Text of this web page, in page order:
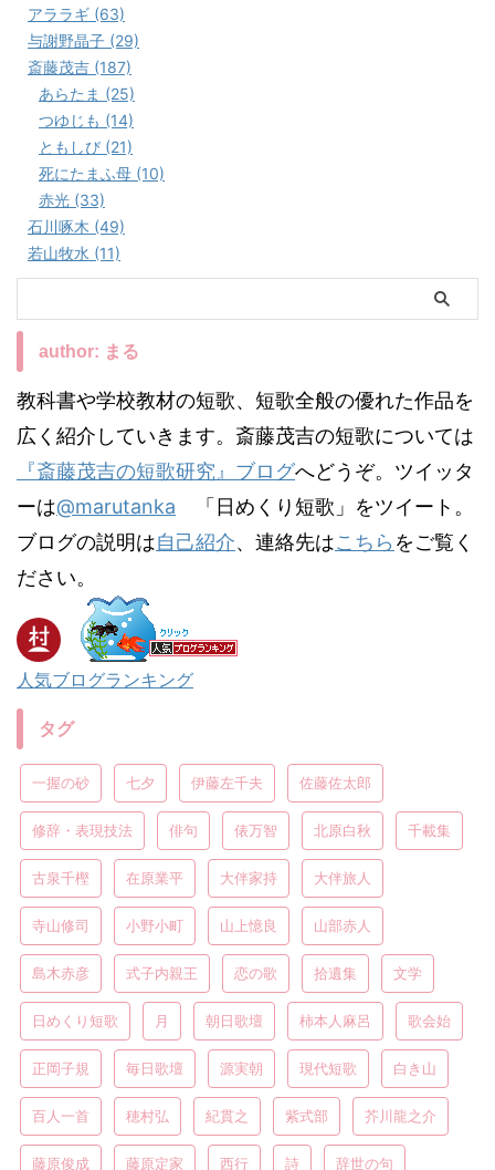
アララギ (63)
与謝野晶子 (29)
斎藤茂吉 (187)
あらたま (25)
つゆじも (14)
ともしび (21)
死にたまふ母 (10)
赤光 (33)
石川啄木 (49)
若山牧水 (11)
author: まる
教科書や学校教材の短歌、短歌全般の優れた作品を
広く紹介していきます。斎藤茂吉の短歌については
『斎藤茂吉の短歌研究』ブログへどうぞ。ツイッタ
ーは@marutanka 「日めくり短歌」をツイート。
ブログの説明は自己紹介、連絡先はこちら をご覧く
ださい。
人気ブログランキング
タグ
一握の砂 七夕 伊藤左千夫 佐藤佐太郎
修辞・表現技法 俳句 俵万智 北原白秋 千載集
古泉千樫 在原業平 大伴家持 大伴旅人
寺山修司 小野小町 山上憶良 山部赤人
島木赤彦 式子内親王 恋の歌 拾遺集 文学
日めくり短歌 月 朝日歌壇 柿本人麻呂 歌会始
正岡子規 毎日歌壇 源実朝 現代短歌 白き山
百人一首 穂村弘 紀貫之 紫式部 芥川龍之介
藤原俊成 藤原定家 西行 詩 辞世の句